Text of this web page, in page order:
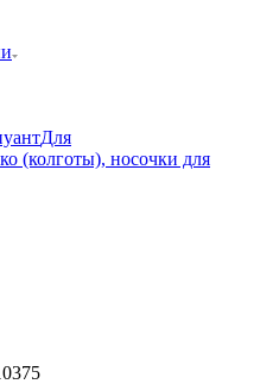
Для
(колготы), носочки для